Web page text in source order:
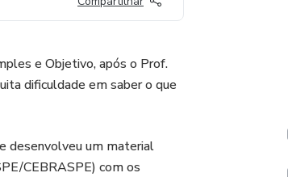
e Objetivo, após o Prof.
dificuldade em saber o que
desenvolveu um material
CEBRASPE) com os